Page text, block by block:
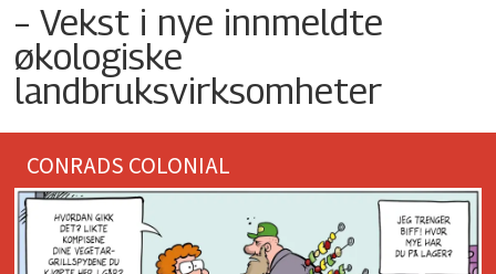
– Vekst i nye innmeldte
økologiske
landbruksvirksomheter
CONRADS COLONIAL